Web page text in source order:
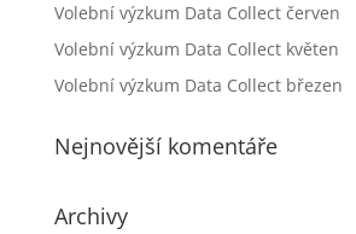
Volební výzkum Data Collect červen
Volební výzkum Data Collect květen
Volební výzkum Data Collect březen
Nejnovější komentáře
Archivy